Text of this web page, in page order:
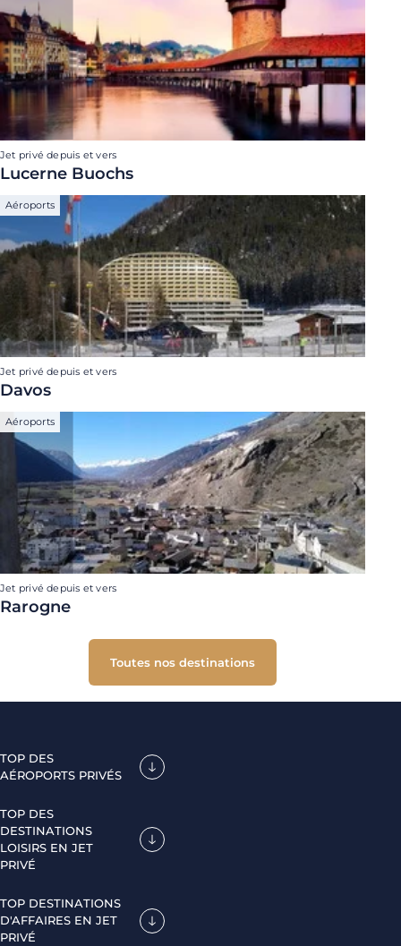
Jet privé depuis et vers
Lucerne Buochs
Aéroports
Jet privé depuis et vers
Davos
Aéroports
Jet privé depuis et vers
Rarogne
Toutes nos destinations
TOP DES
AÉROPORTS PRIVÉS
TOP DES
DESTINATIONS
LOISIRS EN JET
PRIVÉ
TOP DESTINATIONS
D'AFFAIRES EN JET
PRIVÉ